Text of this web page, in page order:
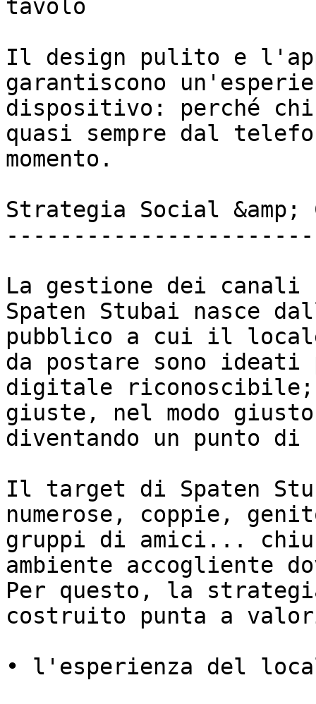
tavolo
Il design pulito e
garantiscono
dispositivo: perché
quasi sempre dal
momento.
Strategia Social &amp;
La gestione dei canali
Spaten Stubai nasce
pubblico a cui il
da postare sono
digitale riconoscibile;
giuste, nel modo
diventando un punto
Il target di Spaten
numerose, coppie,
gruppi di amici...
ambiente accogliente
Per questo, la
costruito punta a
• l'esperienza del